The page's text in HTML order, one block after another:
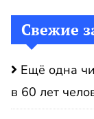
Свежие
Ещё одна
в 60 лет